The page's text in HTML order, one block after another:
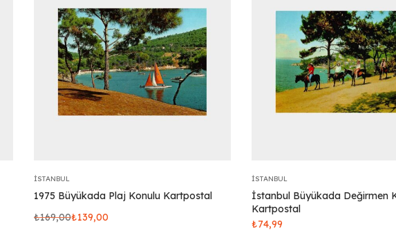
İSTANBUL
1975 Büyükada Plaj Konulu Kartpostal
₺169,00₺139,00
İSTANBUL
İstanbul Büyükada Değirmen
Kartpostal
₺74,99